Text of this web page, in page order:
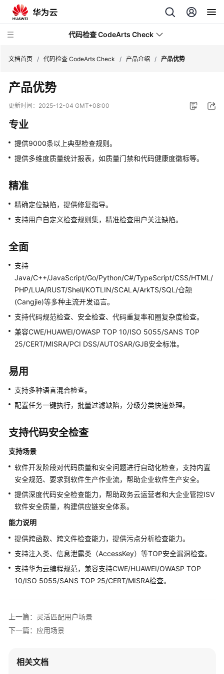
代码检查 CodeArts Check
最
新
态
服
务
告
产
介
CodeArts
Check
什
代
产
特
性
品
优
势
应
用
场
景
产
品
安
约
文档首页 / 代码检查 CodeArts Check / 产品介绍 / 产品优势
产品优势
更新时间： 2025-12-04 GMT+08:00
专业
提供9000条以上典型检查规则。
提供多维度质量统计报表，如质量门禁和代码健康度徽标等。
精准
精确定位缺陷，提供修复指导。
支持用户自定义检查规则集，精准检查用户关注缺陷。
全面
支持
Java/C++/JavaScript/Go/Python/C#/TypeScript/CSS/HTML/
PHP/LUA/RUST/Shell/KOTLIN/SCALA/ArkTS/SQL /仓颉
(Cangjie)等多种主流开发语言。
支持代码规范检查、安全检查、代码重复率和圈复杂度检查。
兼容CWE/HUAWEI/OWASP TOP 10/ISO 5055/SANS TOP
25/CERT/MISRA/PCI DSS/AUTOSAR/GJB安全标准。
易用
支持多种语言混合检查。
配置任务一键执行，批量过滤缺陷，分级分类快速处理。
支持代码安全检查
支持场景
软件开发阶段对代码质量和安全问题进行自动化检查，支持内置
安全规范、要求到软件生产作业流，帮助企业软件生产安全。
提供深度代码安全检查能力，帮助政务云运营者和大企业管控ISV
软件安全质量，构建供应链安全体系。
能力说明
提供跨函数、跨文件检查能力，提供污点分析检查能力。
支持注入类、信息泄露类（AccessKey）等TOP安全漏洞检查。
支持华为云编程规范，兼容支持CWE/HUAWEI/OWASP TOP
10/ISO 5055/SANS TOP 25/CERT/MISRA检查。
上一篇：灵活匹配用户场景
下一篇：应用场景
相关文档